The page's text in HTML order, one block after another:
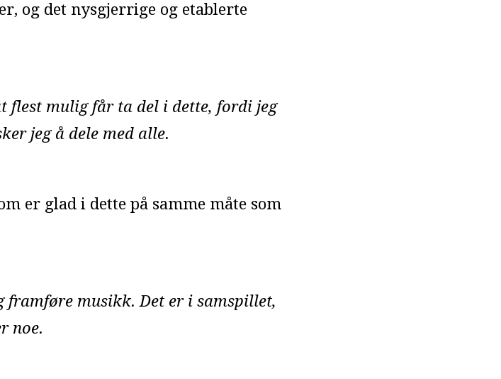
og det nysgjerrige og etablerte
flest mulig får ta del i dette, fordi jeg
jeg å dele med alle.
er glad i dette på samme måte som
framføre musikk. Det er i samspillet,
noe.